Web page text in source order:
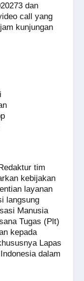
dan
call yang
kunjungan
tim
kebijakan
layanan
langsung
Manusia
Tugas (Plt)
kepada
Lapas
dalam